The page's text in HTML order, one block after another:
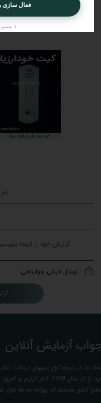
ثبت درخواست
ارسال قبض جوابدهی
آزمایش آنلاین
ما در درجه اول تسهیل دریافت
خود را از سال 1399
کشور هستیم که روزانه ده ها هزار
فعال سازی
۱ تفسیر رایگان برای شما